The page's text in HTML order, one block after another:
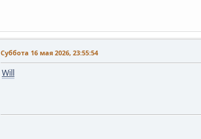
Суббота 16 мая 2026, 23:55:54
Will